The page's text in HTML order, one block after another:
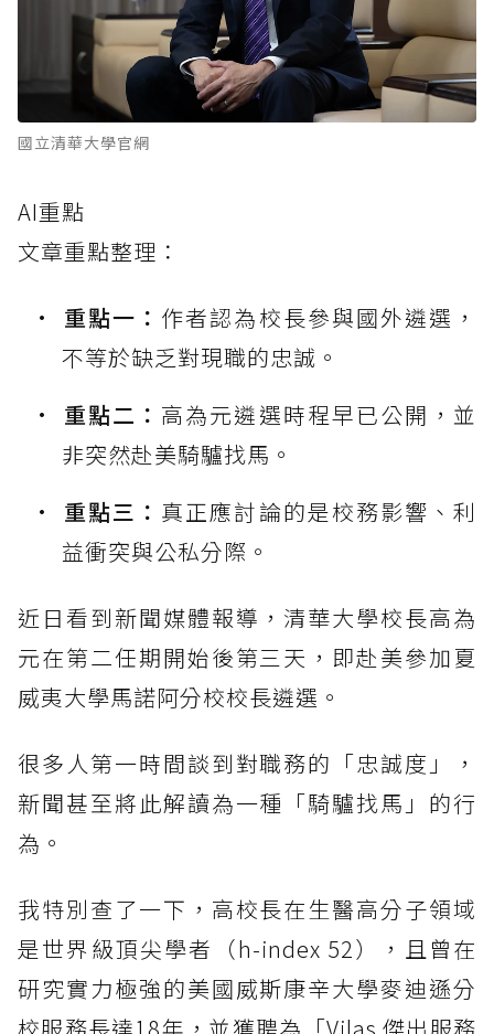
國立清華大學官網
AI重點
文章重點整理：
重點一： 作者認為校長參與國外遴選，
不等於缺乏對現職的忠誠。
重點二： 高為元遴選時程早已公開，並
非突然赴美騎驢找馬。
重點三： 真正應討論的是校務影響、利
益衝突與公私分際。
近日看到新聞媒體報導，清華大學校長高為
元在第二任期開始後第三天，即赴美參加夏
威夷大學馬諾阿分校校長遴選。
很多人第一時間談到對職務的「忠誠度」，
新聞甚至將此解讀為一種「騎驢找馬」的行
為。
我特別查了一下，高校長在生醫高分子領域
是世界級頂尖學者（h-index 52），且曾在
研究實力極強的美國威斯康辛大學麥迪遜分